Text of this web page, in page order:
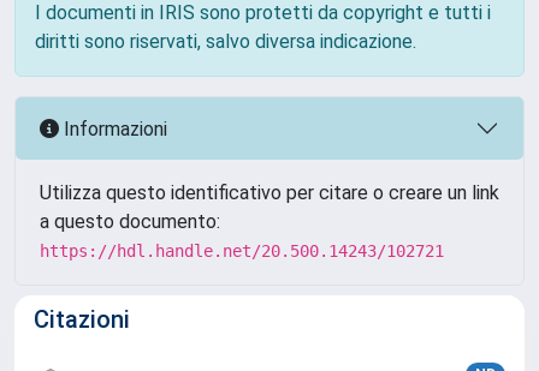
I documenti in IRIS sono protetti da copyright e tutti i
diritti sono riservati, salvo diversa indicazione.
Informazioni
Utilizza questo identificativo per citare o creare un link
a questo documento:
https://hdl.handle.net/20.500.14243/102721
Citazioni